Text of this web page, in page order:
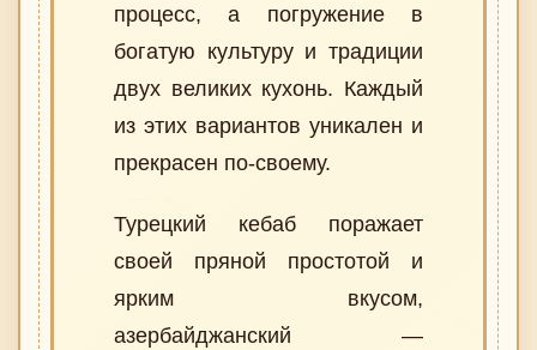
процесс, а погружение в
богатую культуру и традиции
двух великих кухонь. Каждый
из этих вариантов уникален и
прекрасен по-своему.
Турецкий кебаб поражает
своей пряной простотой и
ярким вкусом,
азербайджанский —